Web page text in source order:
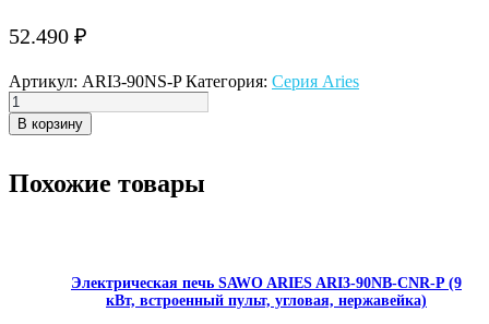
52.490 ₽
Артикул: ARI3-90NS-P Категория: Серия Aries
Количество
товара
SAWO
печь
Aries
В корзину
Похожие товары
Электрическая печь SAWO ARIES ARI3-90NB-CNR-P (9
кВт, встроенный пульт, угловая, нержавейка)